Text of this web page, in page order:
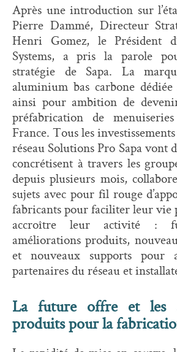
Après une introduction sur
Pierre Dammé, Directeur
Henri Gomez, le Président
Systems, a pris la parole
stratégie de Sapa. La
aluminium bas carbone
ainsi pour ambition de
préfabrication de
France. Tous les
réseau Solutions Pro Sapa vont
concrétisent à travers les
depuis plusieurs mois,
sujets avec pour fil rouge
fabricants pour faciliter leur vie
accroître leur activité :
améliorations produits,
et nouveaux supports pour
partenaires du réseau et
La future offre et les
produits pour la